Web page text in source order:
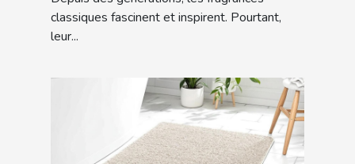
classiques fascinent et inspirent. Pourtant,
leur...